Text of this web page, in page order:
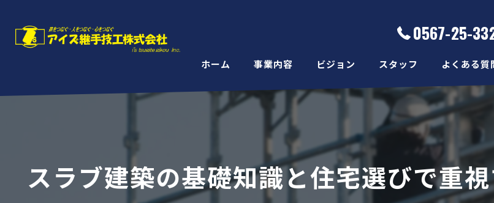
0567-25-
ホーム 事業内容 ビジョン スタッフ よくある質
スラブ建築の基礎知識と住宅選びで重